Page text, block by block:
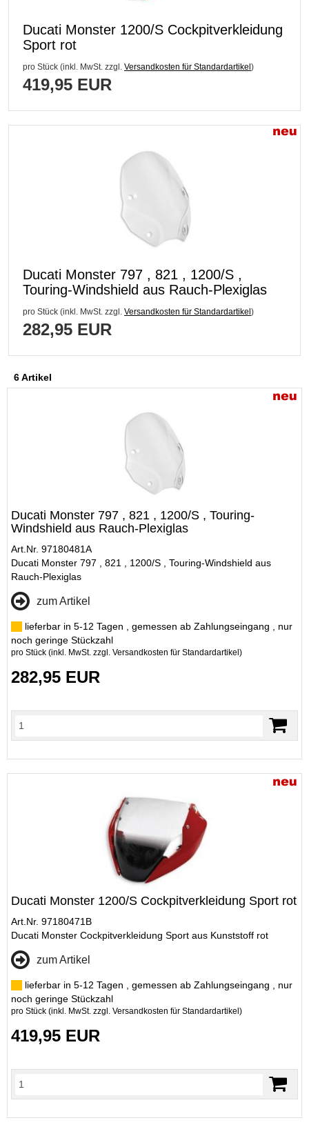
Ducati Monster 1200/S Cockpitverkleidung
Sport rot
pro Stück (inkl. MwSt. zzgl. Versandkosten für Standardartikel)
419,95 EUR
Ducati Monster 797 , 821 , 1200/S ,
Touring-Windshield aus Rauch-Plexiglas
pro Stück (inkl. MwSt. zzgl. Versandkosten für Standardartikel)
282,95 EUR
6 Artikel
Ducati Monster 797 , 821 , 1200/S , Touring-
Windshield aus Rauch-Plexiglas
Art.Nr. 97180481A
Ducati Monster 797 , 821 , 1200/S , Touring-Windshield aus
Rauch-Plexiglas
zum Artikel
lieferbar in 5-12 Tagen , gemessen ab Zahlungseingang , nur
noch geringe Stückzahl
pro Stück (inkl. MwSt. zzgl. Versandkosten für Standardartikel)
282,95 EUR
Ducati Monster 1200/S Cockpitverkleidung Sport rot
Art.Nr. 97180471B
Ducati Monster Cockpitverkleidung Sport aus Kunststoff rot
zum Artikel
lieferbar in 5-12 Tagen , gemessen ab Zahlungseingang , nur
noch geringe Stückzahl
pro Stück (inkl. MwSt. zzgl. Versandkosten für Standardartikel)
419,95 EUR